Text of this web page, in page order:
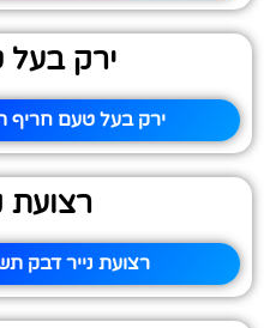
ירק
ירק בעל טעם חריף
רצועת
רצועת נייר דבק